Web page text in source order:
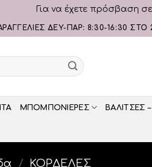
Για να έχετε πρόσβαση σε
ΔΕΥ-ΠΑΡ: 8:30-16:30 ΣΤΟ
ΜΠΟΜΠΟΝΙΕΡΕΣ ΒΑΛΙΤΣΕΣ
/ ΚΟΡΔΕΛΕΣ